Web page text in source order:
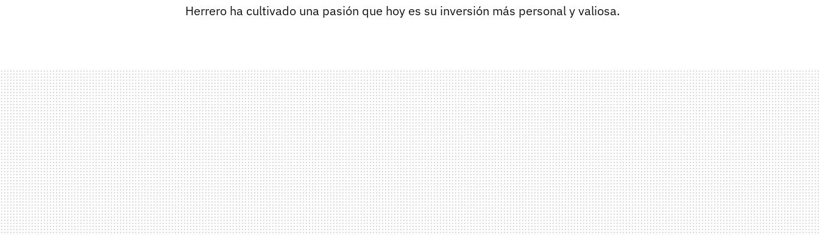
Herrero ha cultivado una pasión que hoy es su inversión más personal y valiosa.